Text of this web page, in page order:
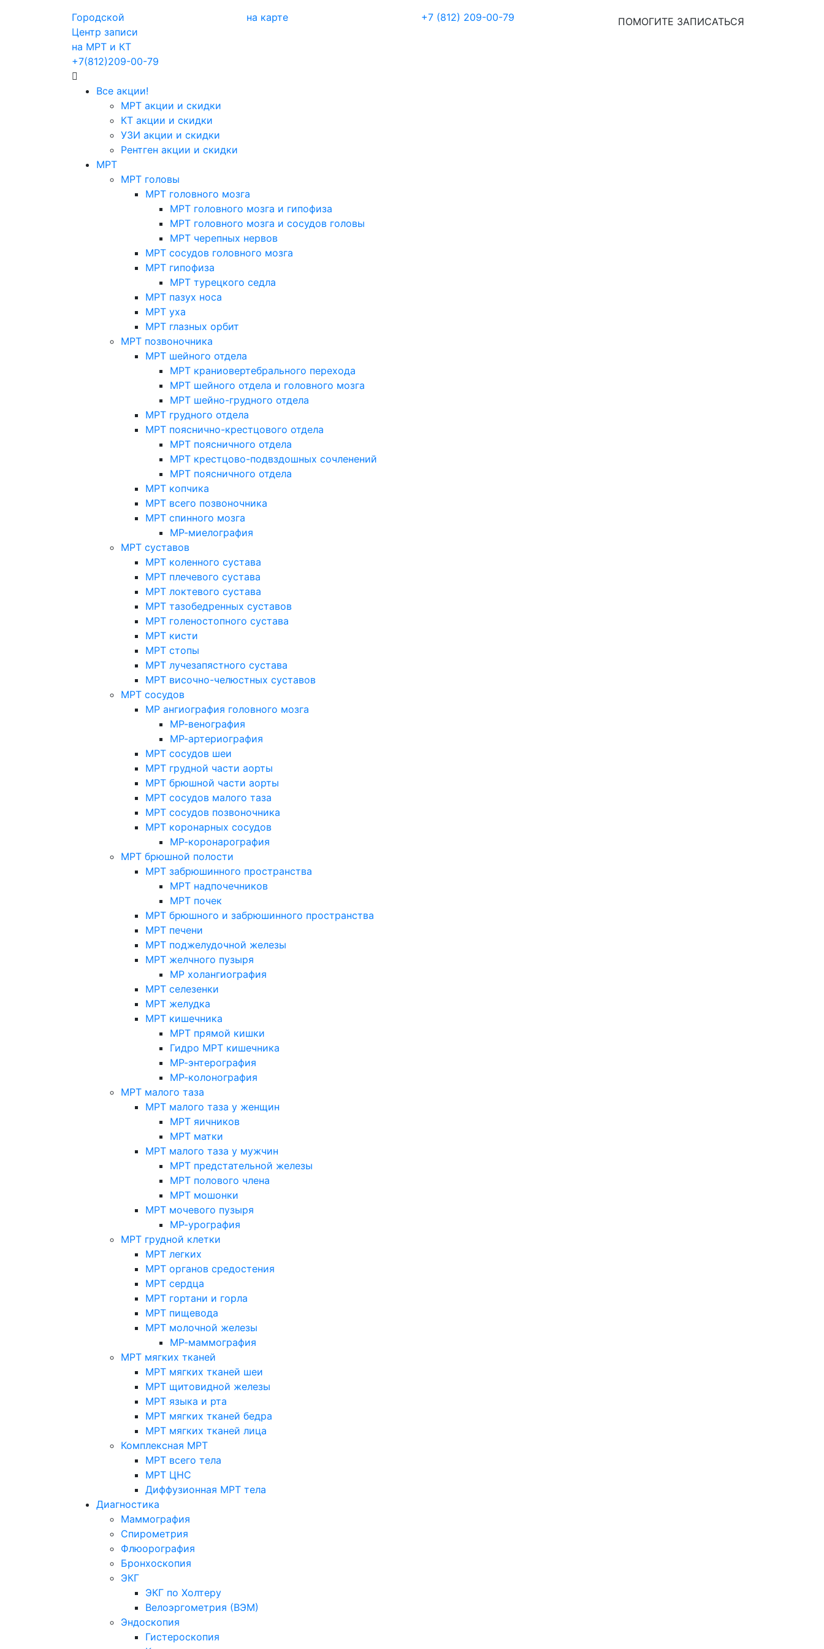
Городской
Центр записи
на МРТ и КТ
+7(812)209-00-79
на карте +7 (812) 209-00-79 ПОМОГИТЕ ЗАПИСАТЬСЯ
Все акции!
МРТ акции и скидки
КТ акции и скидки
УЗИ акции и скидки
Рентген акции и скидки
МРТ
МРТ головы
МРТ головного мозга
МРТ головного мозга и гипофиза
МРТ головного мозга и сосудов головы
МРТ черепных нервов
МРТ сосудов головного мозга
МРТ гипофиза
МРТ турецкого седла
МРТ пазух носа
МРТ уха
МРТ глазных орбит
МРТ позвоночника
МРТ шейного отдела
МРТ краниовертебрального перехода
МРТ шейного отдела и головного мозга
МРТ шейно-грудного отдела
МРТ грудного отдела
МРТ пояснично-крестцового отдела
МРТ поясничного отдела
МРТ крестцово-подвздошных сочленений
МРТ поясничного отдела
МРТ копчика
МРТ всего позвоночника
МРТ спинного мозга
МР-миелография
МРТ суставов
МРТ коленного сустава
МРТ плечевого сустава
МРТ локтевого сустава
МРТ тазобедренных суставов
МРТ голеностопного сустава
МРТ кисти
МРТ стопы
МРТ лучезапястного сустава
МРТ височно-челюстных суставов
МРТ сосудов
МР ангиография головного мозга
МР-венография
МР-артериография
МРТ сосудов шеи
МРТ грудной части аорты
МРТ брюшной части аорты
МРТ сосудов малого таза
МРТ сосудов позвоночника
МРТ коронарных сосудов
МР-коронарография
МРТ брюшной полости
МРТ забрюшинного пространства
МРТ надпочечников
МРТ почек
МРТ брюшного и забрюшинного пространства
МРТ печени
МРТ поджелудочной железы
МРТ желчного пузыря
МР холангиография
МРТ селезенки
МРТ желудка
МРТ кишечника
МРТ прямой кишки
Гидро МРТ кишечника
МР-энтерография
МР-колонография
МРТ малого таза
МРТ малого таза у женщин
МРТ яичников
МРТ матки
МРТ малого таза у мужчин
МРТ предстательной железы
МРТ полового члена
МРТ мошонки
МРТ мочевого пузыря
МР-урография
МРТ грудной клетки
МРТ легких
МРТ органов средостения
МРТ сердца
МРТ гортани и горла
МРТ пищевода
МРТ молочной железы
МР-маммография
МРТ мягких тканей
МРТ мягких тканей шеи
МРТ щитовидной железы
МРТ языка и рта
МРТ мягких тканей бедра
МРТ мягких тканей лица
Комплексная МРТ
МРТ всего тела
МРТ ЦНС
Диффузионная МРТ тела
Диагностика
Маммография
Спирометрия
Флюорография
Бронхоскопия
ЭКГ
ЭКГ по Холтеру
Велоэргометрия (ВЭМ)
Эндоскопия
Гистероскопия